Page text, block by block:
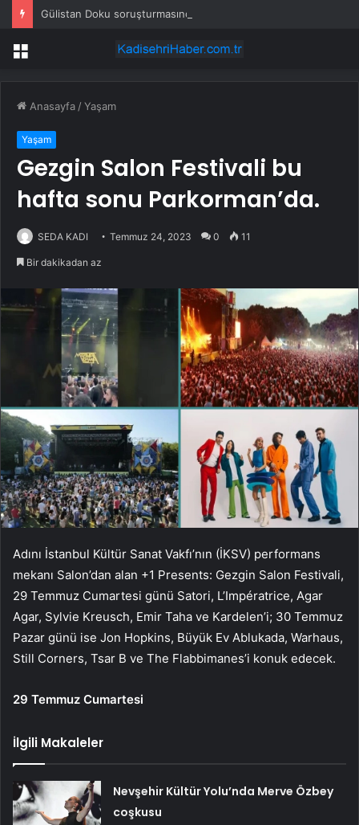
Gülistan Doku soruşturmasında 2 kişi daha gözaltına alındı
Menü
Anasayfa /Yaşam
Yaşam
Gezgin Salon Festivali bu
hafta sonu Parkorman’da.
SEDA KADI Temmuz 24, 2023 0 11
Bir dakikadan az
Adını İstanbul Kültür Sanat Vakfı’nın (İKSV) performans
mekanı Salon’dan alan +1 Presents: Gezgin Salon Festivali,
29 Temmuz Cumartesi günü Satori, L’Impératrice, Agar
Agar, Sylvie Kreusch, Emir Taha ve Kardelen’i; 30 Temmuz
Pazar günü ise Jon Hopkins, Büyük Ev Ablukada, Warhaus,
Still Corners, Tsar B ve The Flabbimanes’i konuk edecek.
29 Temmuz Cumartesi
İlgili Makaleler
Nevşehir Kültür Yolu’nda Merve Özbey
coşkusu